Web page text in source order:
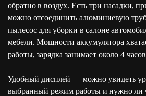
обратно в воздух. Есть три насадки,
можно отсоединить алюминиевую
пылесос для уборки в салоне
мебели. Мощности аккумулятора
работы, зарядка занимает около 4
Удобный дисплей — можно увидеть
выбранный режим работы и нужно ли